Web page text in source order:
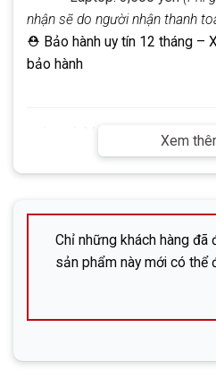
nhận sẽ do người nhận thanh
⛑ Bảo hành uy tín 12 tháng –
bảo hành
Mọi giao dịch đều
Khôngsử dụng tài
lòng lưu ý để đảm bảo an toàn
株式会社ＤＨＰ (Công ty
Địa chỉ: 広島市中区立町6-
SĐT:082-576-4715 (Mr.
Xem
Chỉ những khách hàng đã
sản phẩm này mới có thể